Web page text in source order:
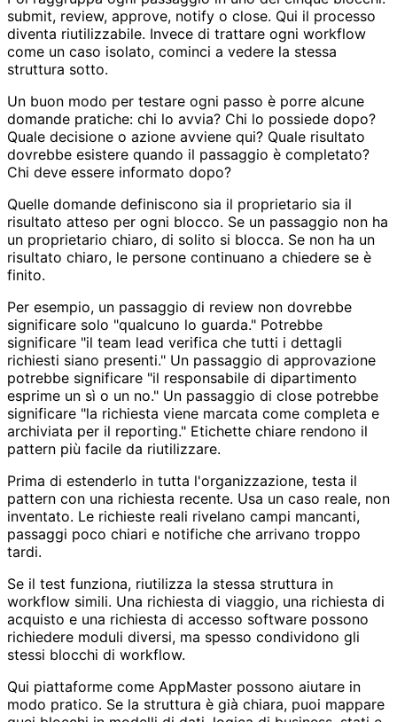
submit, review, approve, notify o close. Qui il processo
diventa riutilizzabile. Invece di trattare ogni workflow
come un caso isolato, cominci a vedere la stessa
struttura sotto.
Un buon modo per testare ogni passo è porre alcune
domande pratiche: chi lo avvia? Chi lo possiede dopo?
Quale decisione o azione avviene qui? Quale risultato
dovrebbe esistere quando il passaggio è completato?
Chi deve essere informato dopo?
Quelle domande definiscono sia il proprietario sia il
risultato atteso per ogni blocco. Se un passaggio non ha
un proprietario chiaro, di solito si blocca. Se non ha un
risultato chiaro, le persone continuano a chiedere se è
finito.
Per esempio, un passaggio di review non dovrebbe
significare solo "qualcuno lo guarda." Potrebbe
significare "il team lead verifica che tutti i dettagli
richiesti siano presenti." Un passaggio di approvazione
potrebbe significare "il responsabile di dipartimento
esprime un sì o un no." Un passaggio di close potrebbe
significare "la richiesta viene marcata come completa e
archiviata per il reporting." Etichette chiare rendono il
pattern più facile da riutilizzare.
Prima di estenderlo in tutta l'organizzazione, testa il
pattern con una richiesta recente. Usa un caso reale, non
inventato. Le richieste reali rivelano campi mancanti,
passaggi poco chiari e notifiche che arrivano troppo
tardi.
Se il test funziona, riutilizza la stessa struttura in
workflow simili. Una richiesta di viaggio, una richiesta di
acquisto e una richiesta di accesso software possono
richiedere moduli diversi, ma spesso condividono gli
stessi blocchi di workflow.
Qui piattaforme come AppMaster possono aiutare in
modo pratico. Se la struttura è già chiara, puoi mappare